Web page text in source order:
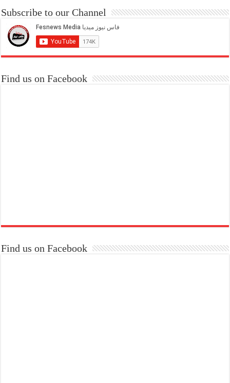
Subscribe to our Channel
Find us on Facebook
Find us on Facebook